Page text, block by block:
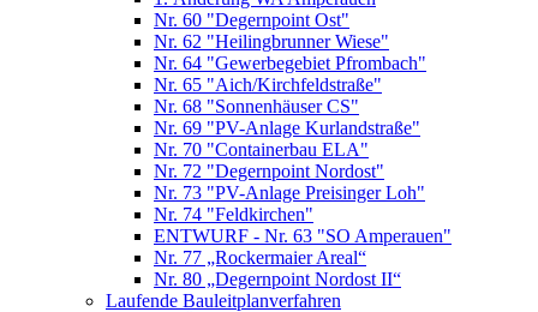
Nr. 60 "Degernpoint Ost"
Nr. 62 "Heilingbrunner Wiese"
Nr. 64 "Gewerbegebiet Pfrombach"
Nr. 65 "Aich/Kirchfeldstraße"
Nr. 68 "Sonnenhäuser CS"
Nr. 69 "PV-Anlage Kurlandstraße"
Nr. 70 "Containerbau ELA"
Nr. 72 "Degernpoint Nordost"
Nr. 73 "PV-Anlage Preisinger Loh"
Nr. 74 "Feldkirchen"
ENTWURF - Nr. 63 "SO Amperauen"
Nr. 77 „Rockermaier Areal“
Nr. 80 „Degernpoint Nordost II“
Laufende Bauleitplanverfahren